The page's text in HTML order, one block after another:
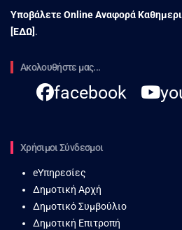
Υποβάλετε Online Αναφορά
[ΕΔΩ] .
Ακολουθήστε μας...
facebook
Χρήσιμοι Σύνδεσμοι
eΥπηρεσίες
Δημοτική Αρχή
Δημοτικό Συμβούλιο
Δημοτική Επιτροπή